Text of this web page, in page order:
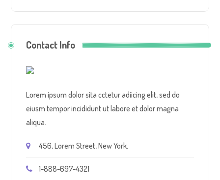
Contact Info
Lorem ipsum dolor sita cctetur adiicing elit, sed do
eiusm tempor incididunt ut labore et dolor magna
aliqua.
456, Lorem Street, New York.
1-888-697-4321